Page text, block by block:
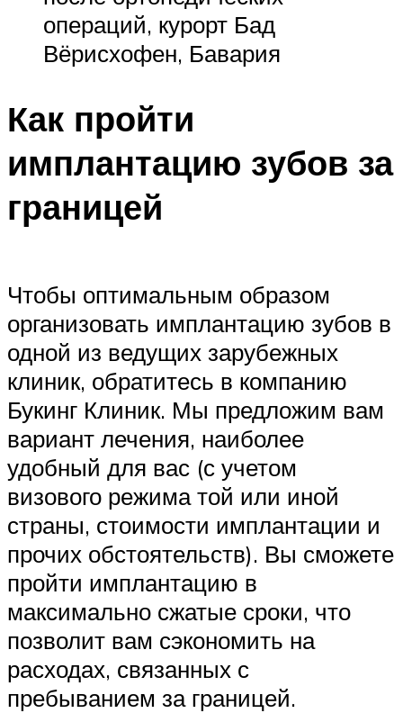
операций, курорт Бад
Вёрисхофен, Бавария
Как пройти
имплантацию зубов за
границей
Чтобы оптимальным образом
организовать имплантацию зубов в
одной из ведущих зарубежных
клиник, обратитесь в компанию
Букинг Клиник. Мы предложим вам
вариант лечения, наиболее
удобный для вас (с учетом
визового режима той или иной
страны, стоимости имплантации и
прочих обстоятельств). Вы сможете
пройти имплантацию в
максимально сжатые сроки, что
позволит вам сэкономить на
расходах, связанных с
пребыванием за границей.